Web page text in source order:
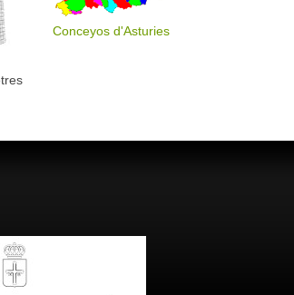
Conceyos d'Asturies